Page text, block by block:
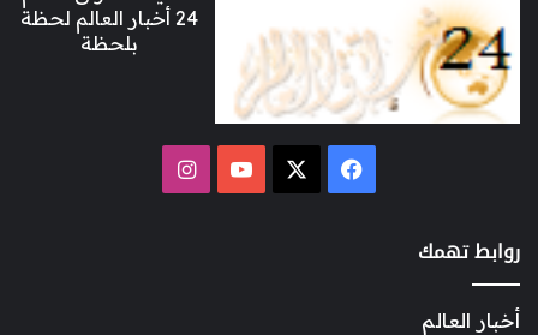
24 أخبار العالم لحظة
بلحظة
فيسبوك ‫YouTubeانستقرام
روابط تهمك
أخبار العالم